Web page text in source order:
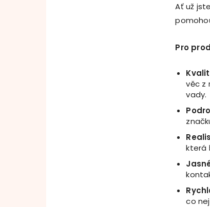
Ať už
Pro
věc z
vady.
která
Jasn
co